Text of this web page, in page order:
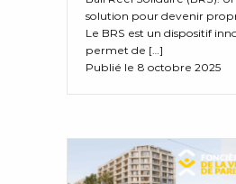
solution pour devenir
Le BRS est un dispositif
permet de […]
Publié le 8 octobre 2025